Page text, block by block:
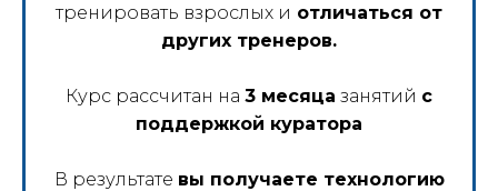
тренировать взрослых и отличаться от
других тренеров.
Курс рассчитан на 3 месяца занятий с
поддержкой куратора
В результате вы получаете технологию